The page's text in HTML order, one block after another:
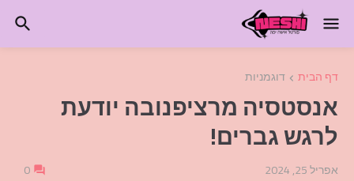
דף הבית דוגמניות
אנסטסיה מרציפנובה יודעת
לרגש גברים!
אפריל 25, 2024 0